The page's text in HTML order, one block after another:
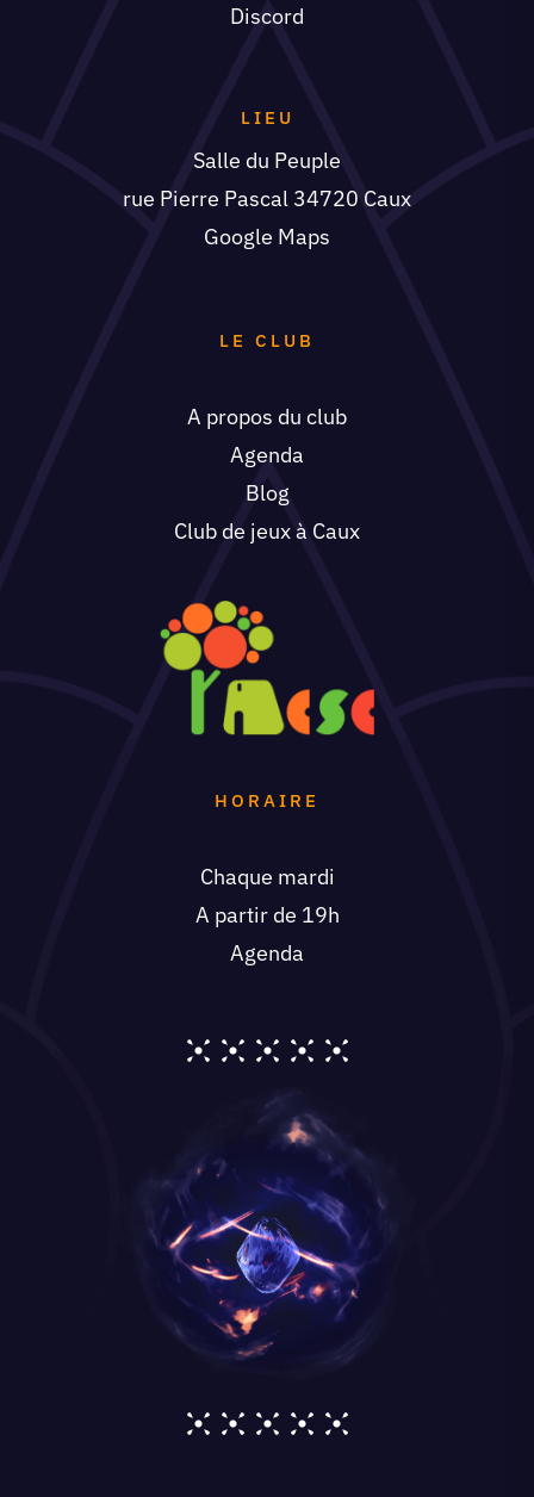
Discord
LIEU
Salle du Peuple
rue Pierre Pascal 34720 Caux
Google Maps
LE CLUB
A propos du club
Agenda
Blog
Club de jeux à Caux
HORAIRE
Chaque mardi
A partir de 19h
Agenda